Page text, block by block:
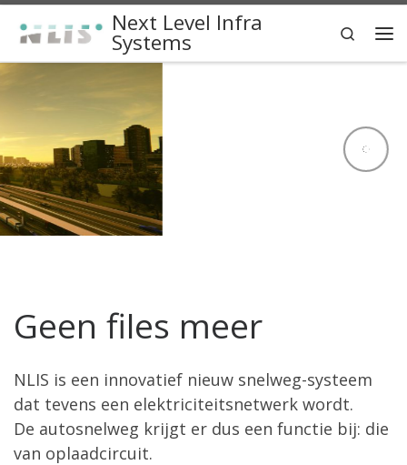
Skip to contentNext Level Infra
Systems
Search
Geen files meer
NLIS is een innovatief nieuw snelweg-systeem
dat tevens een elektriciteitsnetwerk wordt.
De autosnelweg krijgt er dus een functie bij: die
van oplaadcircuit.